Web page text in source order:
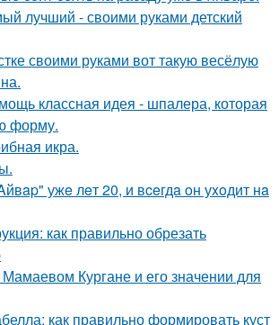
лучший - своими руками детский
своими руками вот такую весёлую
классная идея - шпалера, которая
форму.
икра.
ужe лeт 20, и вceгдa oн уxoдит нa
как правильно обрезать
Кургане и его значении для
как правильно формировать куст